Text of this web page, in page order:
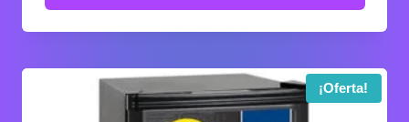
329,90 €.299,90 €.
¡Oferta!